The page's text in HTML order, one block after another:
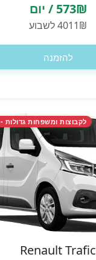
573₪ / יום
4011₪ לשבוע
להזמנה
לקבוצות ומשפחות גדולות - 9 מושבים ומעלה
Renault Trafic